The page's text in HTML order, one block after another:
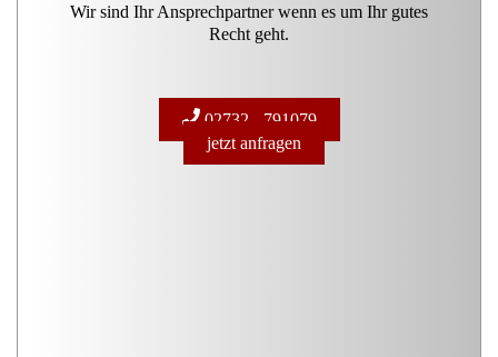
Wir sind Ihr Ansprechpartner wenn es um Ihr gutes
Recht geht.
02732 - 791079
jetzt anfragen